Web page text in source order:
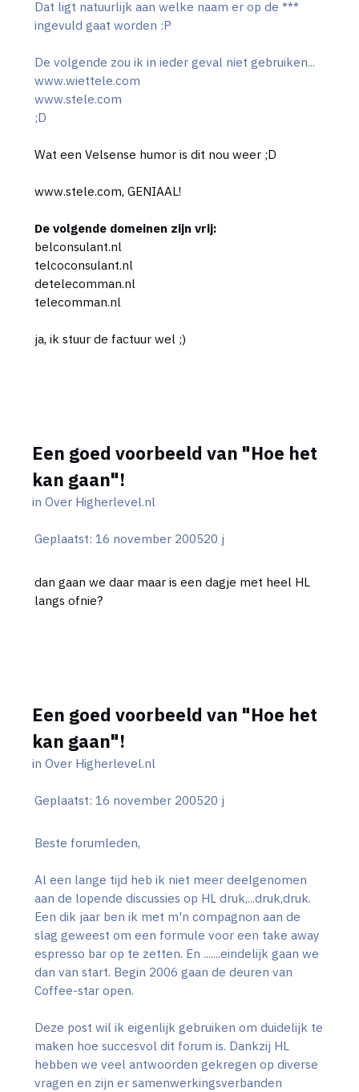
Dat ligt natuurlijk aan welke naam er op de ***
ingevuld gaat worden :P
De volgende zou ik in ieder geval niet gebruiken...
www.wiettele.com
www.stele.com
;D
Wat een Velsense humor is dit nou weer ;D
www.stele.com, GENIAAL!
De volgende domeinen zijn vrij:
belconsulant.nl
telcoconsulant.nl
detelecomman.nl
telecomman.nl
ja, ik stuur de factuur wel ;)
Een goed voorbeeld van "Hoe het
kan gaan"!
in Over Higherlevel.nl
Geplaatst: 16 november 200520 j
dan gaan we daar maar is een dagje met heel HL
langs ofnie?
Een goed voorbeeld van "Hoe het
kan gaan"!
in Over Higherlevel.nl
Geplaatst: 16 november 200520 j
Beste forumleden,
Al een lange tijd heb ik niet meer deelgenomen
aan de lopende discussies op HL druk,...druk,druk.
Een dik jaar ben ik met m'n compagnon aan de
slag geweest om een formule voor een take away
espresso bar op te zetten. En .......eindelijk gaan we
dan van start. Begin 2006 gaan de deuren van
Coffee-star open.
Deze post wil ik eigenlijk gebruiken om duidelijk te
maken hoe succesvol dit forum is. Dankzij HL
hebben we veel antwoorden gekregen op diverse
vragen en zijn er samenwerkingsverbanden